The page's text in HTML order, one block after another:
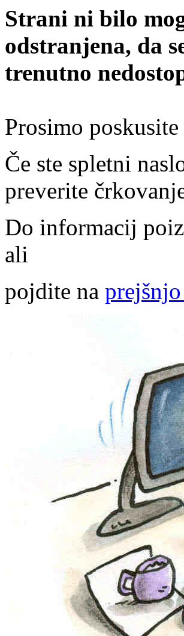
Strani ni bilo
odstranjena, da
trenutno
Prosimo
Če ste spletni
preverite
Do informacij
ali
pojdite na